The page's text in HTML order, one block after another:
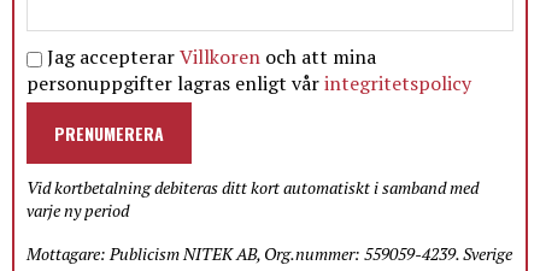
Jag accepterarVillkoren och att mina
personuppgifter lagras enligt vårintegritetspolicy
PRENUMERERA
Vid kortbetalning debiteras ditt kort automatiskt i samband med
varje ny period
Mottagare: Publicism NITEK AB, Org.nummer: 559059-4239. Sverige